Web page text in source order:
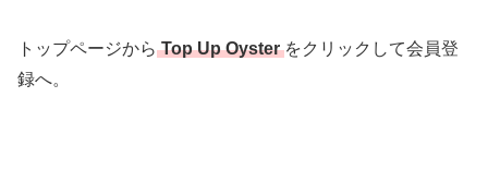
トップページからTop Up Oysterをクリックして会員登
録へ。